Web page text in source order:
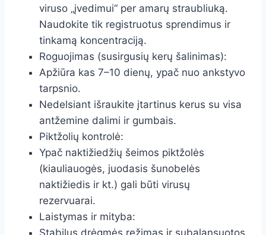
viruso „įvedimui“ per amarų straubliuką.
Naudokite tik registruotus sprendimus ir
tinkamą koncentraciją.
Roguojimas (susirgusių kerų šalinimas):
Apžiūra kas 7–10 dienų, ypač nuo ankstyvo
tarpsnio.
Nedelsiant išraukite įtartinus kerus su visa
antžemine dalimi ir gumbais.
Piktžolių kontrolė:
Ypač naktižiedžių šeimos piktžolės
(kiauliauogės, juodasis šunobelės
naktižiedis ir kt.) gali būti virusų
rezervuarai.
Laistymas ir mityba: